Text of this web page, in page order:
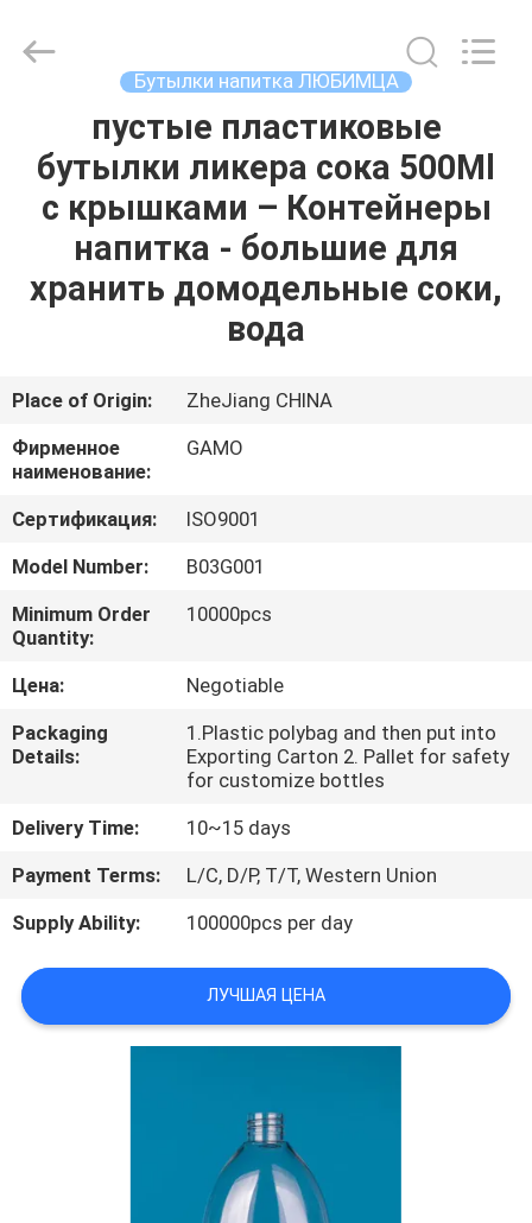
ПРОДУКТЫ
НАС
ПУТЕШЕСТВИЕ
ФАБРИКИ
ПРОВЕРКА
КАЧЕСТВА
поставщик.
Copyright
plasticpumpspraybottles.com.
Бутылки напитка ЛЮБИМЦА
пустые пластиковые
бутылки ликера сока 500Ml
с крышками – Контейнеры
напитка - большие для
хранить домодельные соки,
вода
Place of Origin:
ZheJiang CHINA
Фирменное
наименование:
GAMO
Сертификация:
ISO9001
Model Number:
B03G001
Minimum Order
Quantity:
10000pcs
Цена:
Negotiable
Packaging
Details:
1.Plastic polybag and then put into
Exporting Carton 2. Pallet for safety
for customize bottles
Delivery Time:
10~15 days
Payment Terms:
L/C, D/P, T/T, Western Union
Supply Ability:
100000pcs per day
ЛУЧШАЯ ЦЕНА